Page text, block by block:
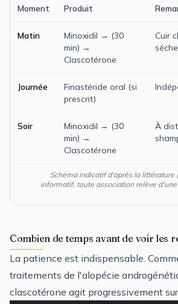
Moment Produit
Matin
Minoxidil → (30
min) →
Clascotérone
Cuir
Journée
Finastéride oral (si
prescrit)
Soir
Minoxidil → (30
min) →
Clascotérone
À
Schéma indicatif d'après la littérature
informatif, toute association relève
Combien de temps avant de voir les
La patience est indispensable.
traitements de l'alopécie
clascotérone agit progressivement